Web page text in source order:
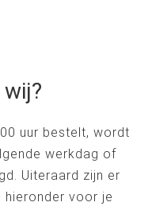
uur bestelt, wordt
werkdag of
Uiteraard zijn er
hieronder voor je